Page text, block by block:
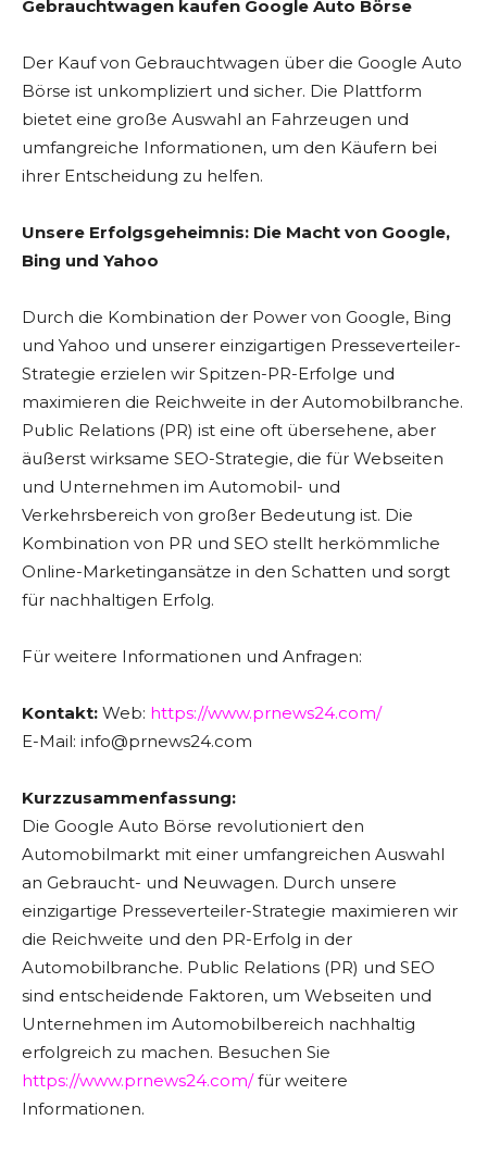
Gebrauchtwagen kaufen Google Auto Börse
Der Kauf von Gebrauchtwagen über die Google Auto
Börse ist unkompliziert und sicher. Die Plattform
bietet eine große Auswahl an Fahrzeugen und
umfangreiche Informationen, um den Käufern bei
ihrer Entscheidung zu helfen.
Unsere Erfolgsgeheimnis: Die Macht von Google,
Bing und Yahoo
Durch die Kombination der Power von Google, Bing
und Yahoo und unserer einzigartigen Presseverteiler-
Strategie erzielen wir Spitzen-PR-Erfolge und
maximieren die Reichweite in der Automobilbranche.
Public Relations (PR) ist eine oft übersehene, aber
äußerst wirksame SEO-Strategie, die für Webseiten
und Unternehmen im Automobil- und
Verkehrsbereich von großer Bedeutung ist. Die
Kombination von PR und SEO stellt herkömmliche
Online-Marketingansätze in den Schatten und sorgt
für nachhaltigen Erfolg.
Für weitere Informationen und Anfragen:
Kontakt: Web: https://www.prnews24.com/
E-Mail: info@prnews24.com
Kurzzusammenfassung:
Die Google Auto Börse revolutioniert den
Automobilmarkt mit einer umfangreichen Auswahl
an Gebraucht- und Neuwagen. Durch unsere
einzigartige Presseverteiler-Strategie maximieren wir
die Reichweite und den PR-Erfolg in der
Automobilbranche. Public Relations (PR) und SEO
sind entscheidende Faktoren, um Webseiten und
Unternehmen im Automobilbereich nachhaltig
erfolgreich zu machen. Besuchen Sie
https://www.prnews24.com/für weitere
Informationen.